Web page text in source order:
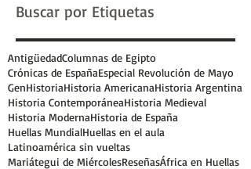
Buscar por Etiquetas
AntigüedadColumnas de Egipto
Crónicas de EspañaEspecial Revolución de Mayo
GenHistoriaHistoria AmericanaHistoria Argentina
Historia ContemporáneaHistoria Medieval
Historia ModernaHistoria de España
Huellas MundialHuellas en el aula
Latinoamérica sin vueltas
Mariátegui de MiércolesReseñasÁfrica en Huellas